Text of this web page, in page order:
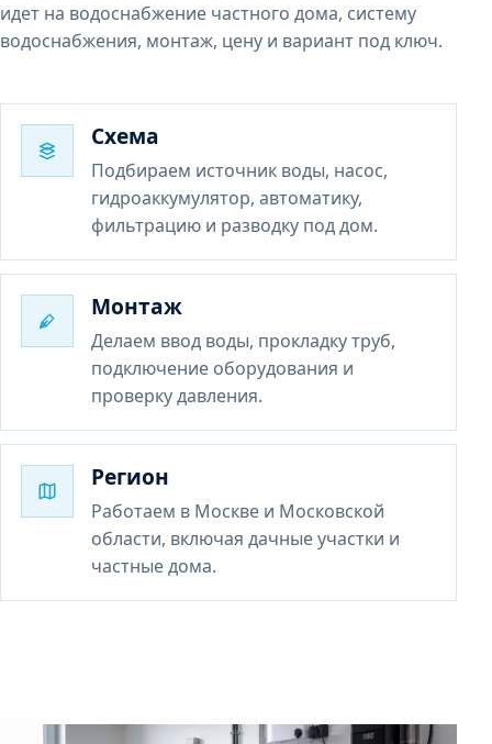
идет на водоснабжение частного дома, систему
водоснабжения, монтаж, цену и вариант под ключ.
Схема
Подбираем источник воды, насос,
гидроаккумулятор, автоматику,
фильтрацию и разводку под дом.
Монтаж
Делаем ввод воды, прокладку труб,
подключение оборудования и
проверку давления.
Регион
Работаем в Москве и Московской
области, включая дачные участки и
частные дома.